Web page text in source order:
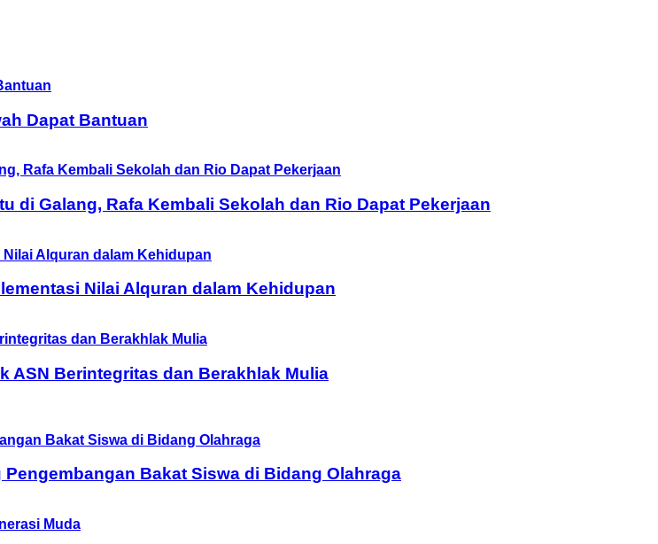
Dapat Bantuan
di Galang, Rafa Kembali Sekolah dan Rio Dapat Pekerjaan
Nilai Alquran dalam Kehidupan
ASN Berintegritas dan Berakhlak Mulia
Bakat Siswa di Bidang Olahraga